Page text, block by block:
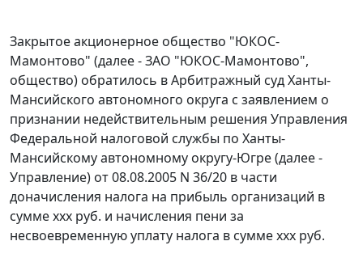
Закрытое акционерное общество "ЮКОС-
Мамонтово" (далее - ЗАО "ЮКОС-Мамонтово",
общество) обратилось в Арбитражный суд Ханты-
Мансийского автономного округа с заявлением о
признании недействительным решения Управления
Федеральной налоговой службы по Ханты-
Мансийскому автономному округу-Югре (далее -
Управление) от 08.08.2005 N 36/20 в части
доначисления налога на прибыль организаций в
сумме xxx руб. и начисления пени за
несвоевременную уплату налога в сумме xxx руб.